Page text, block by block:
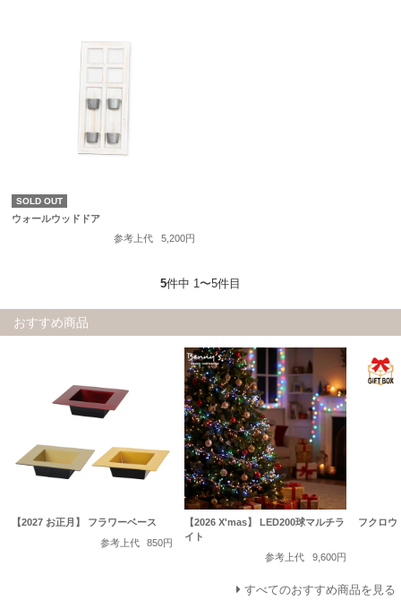
SOLD OUT
ウォールウッドドア
参考上代
5,200円
5件中 1〜5件目
おすすめ商品
【2027 お正月】 フラワーベース
参考上代
850円
【2026 X'mas】 LED200球マルチラ
イト
参考上代
9,600円
フクロウ
すべてのおすすめ商品を見る